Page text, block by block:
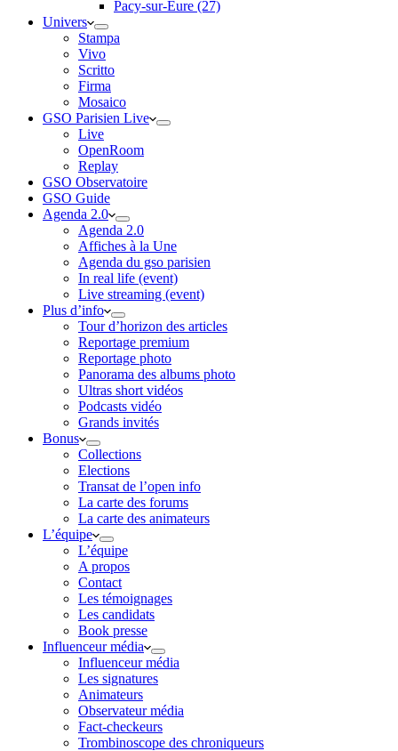
Pacy-sur-Eure (27)
Univers
Stampa
Vivo
Scritto
Firma
Mosaico
GSO Parisien Live
Live
OpenRoom
Replay
GSO Observatoire
GSO Guide
Agenda 2.0
Agenda 2.0
Affiches à la Une
Agenda du gso parisien
In real life (event)
Live streaming (event)
Plus d’info
Tour d’horizon des articles
Reportage premium
Reportage photo
Panorama des albums photo
Ultras short vidéos
Podcasts vidéo
Grands invités
Bonus
Collections
Elections
Transat de l’open info
La carte des forums
La carte des animateurs
L’équipe
L’équipe
A propos
Contact
Les témoignages
Les candidats
Book presse
Influenceur média
Influenceur média
Les signatures
Animateurs
Observateur média
Fact-checkeurs
Trombinoscope des chroniqueurs